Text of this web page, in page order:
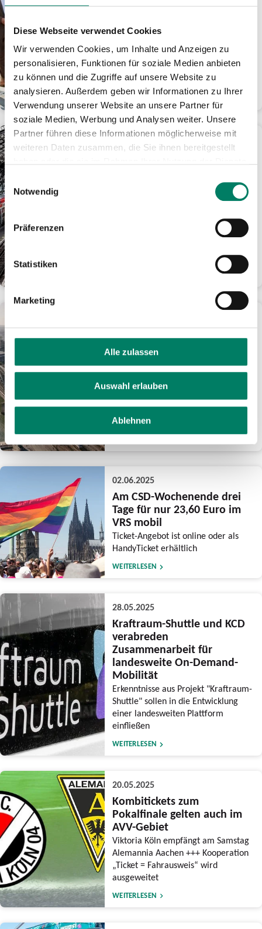
Diese Webseite verwendet Cookies
Wir verwenden Cookies, um Inhalte und Anzeigen zu
personalisieren, Funktionen für soziale Medien anbieten
zu können und die Zugriffe auf unsere Website zu
analysieren. Außerdem geben wir Informationen zu Ihrer
Verwendung unserer Website an unsere Partner für
soziale Medien, Werbung und Analysen weiter. Unsere
Partner führen diese Informationen möglicherweise mit
weiteren Daten zusammen, die Sie ihnen bereitgestellt
Einwilligungsauswahl
Notwendig
Präferenzen
Statistiken
Marketing
Alle zulassen
Auswahl erlauben
Ablehnen
Erstmals seit der Flut
Gerolstein bis Köln
20 Brücken, betroffene Stationen und
10 Kilometer Bahndamm erneuert •
Gesamte Leit- und Sicherungstechnik
modernisiert...
WEITERLESEN
04.06.2025
Köln: Zugverkehr läuft
befahrbar • Züge halten in Köln
Bombenentschärfung in
Köln-Deutz am Mittwoch,
04.06.2025
Notwendige
Evakuierungsmaßnahmen
Einschränkungen im Bus und
Bahnverkehr
02.06.2025
Am CSD-Wochenende drei
Tage für nur 23,60 Euro im
VRS mobil
Ticket-Angebot ist online oder als
HandyTicket erhältlich
WEITERLESEN
28.05.2025
Kraftraum-Shuttle und KCD
verabreden
Zusammenarbeit für
landesweite On-Demand-
Mobilität
Erkenntnisse aus Projekt "Kraftraum-
Shuttle" sollen in die Entwicklung
einer landesweiten Plattform
einfließen
WEITERLESEN
20.05.2025
Kombitickets zum
Pokalfinale gelten auch im
AVV-Gebiet
Viktoria Köln empfängt am Samstag
Alemannia Aachen +++ Kooperation
„Ticket = Fahrausweis“ wird
ausgeweitet
WEITERLESEN